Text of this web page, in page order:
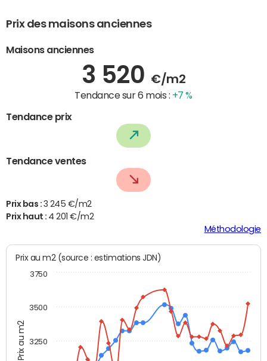
Prix des maisons anciennes
Maisons anciennes
3 520 €/m2
Tendance sur 6 mois : +7 %
Tendance prix
Tendance ventes
Prix bas : 3 245 €/m2
Prix haut : 4 201 €/m2
Méthodologie
Prix au m2
Prix au m2 (source : estimations JDN)
3250
3500
3750